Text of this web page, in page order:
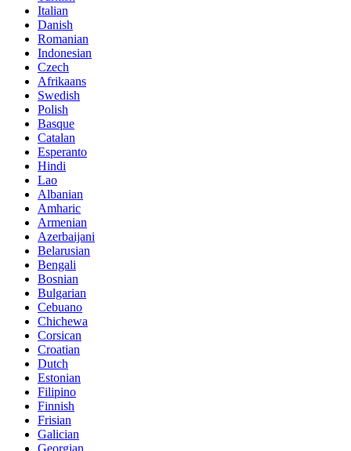
Italian
Danish
Romanian
Indonesian
Czech
Afrikaans
Swedish
Polish
Basque
Catalan
Esperanto
Hindi
Lao
Albanian
Amharic
Armenian
Azerbaijani
Belarusian
Bengali
Bosnian
Bulgarian
Cebuano
Chichewa
Corsican
Croatian
Dutch
Estonian
Filipino
Finnish
Frisian
Galician
Georgian